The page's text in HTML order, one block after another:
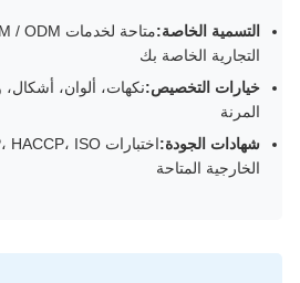
التسمية الخاصة:
التجارية الخاصة بك
خيارات التخصيص:نكهات، ألوان،
المرنة
شهادات الجودة:
الخارجية المتاحة